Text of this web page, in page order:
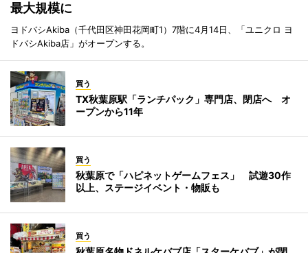
最大規模に
ヨドバシAkiba（千代田区神田花岡町1）7階に4月14日、「ユニクロ ヨ
ドバシAkiba店」がオープンする。
買う
TX秋葉原駅「ランチパック」専門店、閉店へ オ
ープンから11年
買う
秋葉原で「ハピネットゲームフェス」 試遊30作
以上、ステージイベント・物販も
買う